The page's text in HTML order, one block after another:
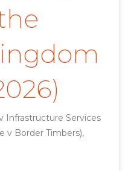
Infrastructure Services
v Border Timbers),